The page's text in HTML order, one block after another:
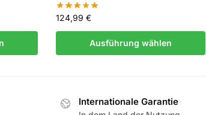
124,99€
Ausführung wählen
Internationale Garantie